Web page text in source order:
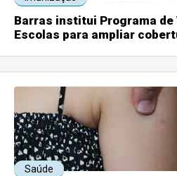
Barras institui Programa de
Escolas para ampliar
Saúde